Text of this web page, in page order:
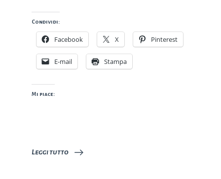
Condividi:
Facebook X Pinterest
E-mail Stampa
Mi piace:
Leggi tutto